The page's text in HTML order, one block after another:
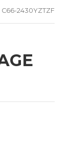
C66-2430YZTZF